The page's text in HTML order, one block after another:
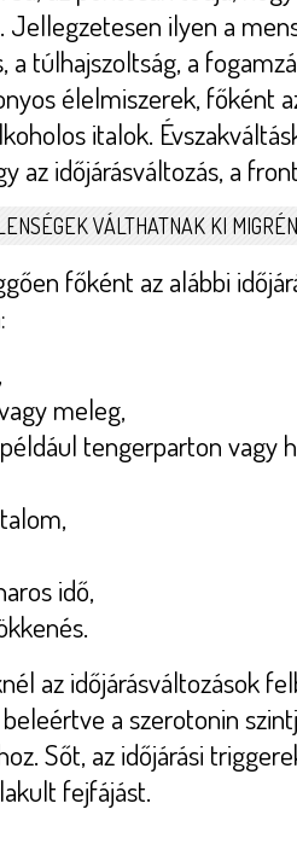
Jellegzetesen ilyen a
túlhajszoltság, a
élelmiszerek, főként
italok.
az időjárásváltozás, a
VÁLTHATNAK KI
főként az alábbi
meleg,
tengerparton vagy
idő,
az időjárásváltozások
a szerotonin
Sőt, az időjárási
fejfájást.